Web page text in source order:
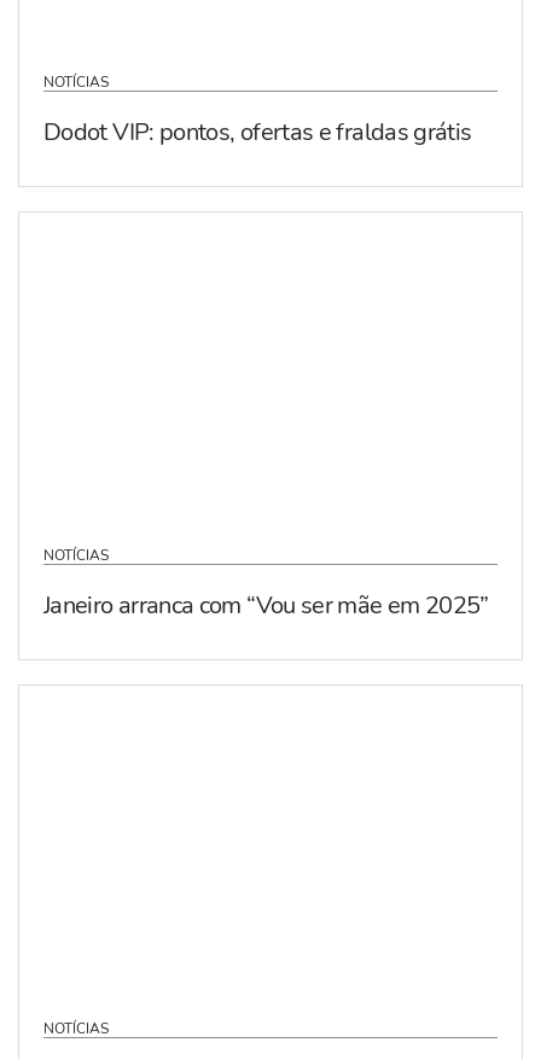
NOTÍCIAS
Dodot VIP: pontos, ofertas e fraldas grátis
NOTÍCIAS
Janeiro arranca com “Vou ser mãe em 2025”
NOTÍCIAS